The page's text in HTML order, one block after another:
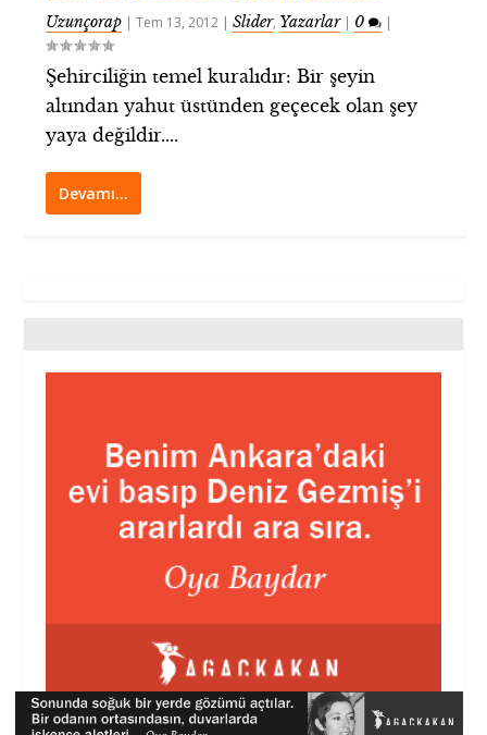
Uzunçorap |Tem 13, 2012 |Slider, Yazarlar| 0 |
Şehirciliğin temel kuralıdır: Bir şeyin
altından yahut üstünden geçecek olan şey
yaya değildir....
Devamı…